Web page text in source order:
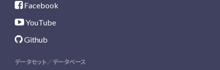
Facebook
YouTube
Github
データセット／データベース